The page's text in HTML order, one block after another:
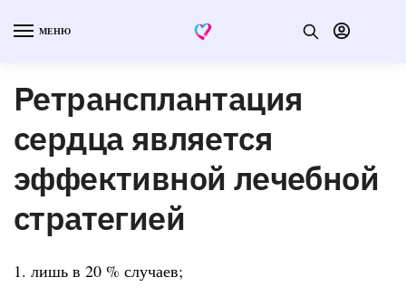
МЕНЮ
Ретрансплантация
сердца является
эффективной лечебной
стратегией
1. лишь в 20 % случаев;